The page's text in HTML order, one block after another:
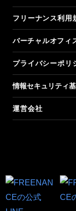
フリーナンス利用
バーチャルオフィ
プライバシーポリ
情報セキュリティ
運営会社